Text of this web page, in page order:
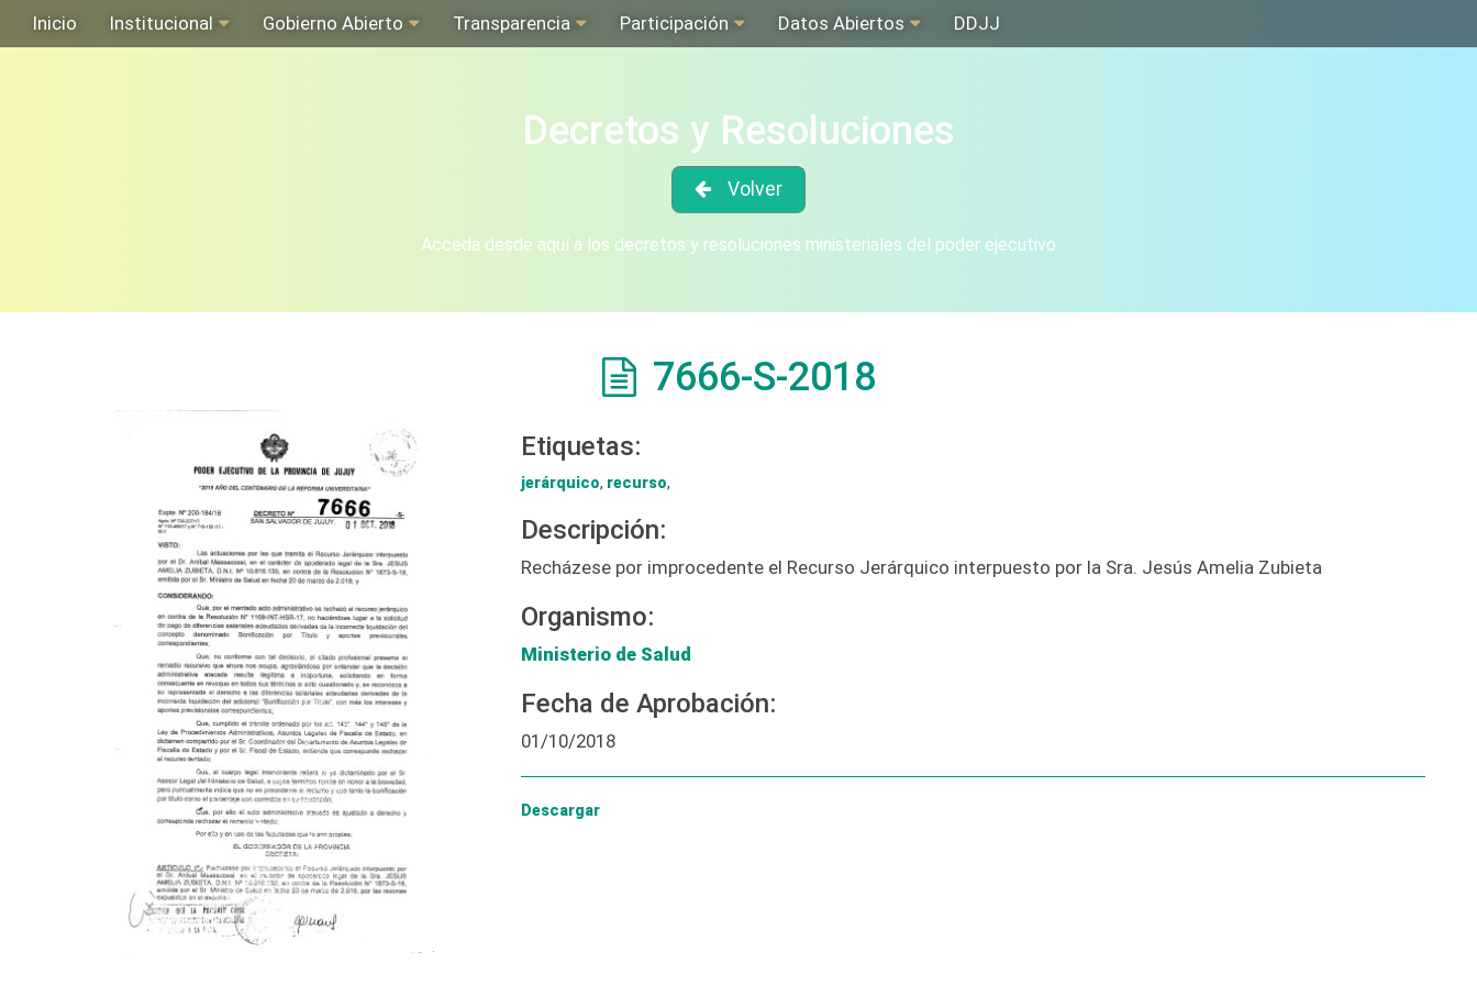
Inicio Institucional Gobierno Abierto Transparencia Participación Datos Abiertos DDJJ
Decretos y Resoluciones
Volver
Acceda desde aquí a los decretos y resoluciones ministeriales del poder ejecutivo
7666-S-2018
Etiquetas:
jerárquico, recurso,
Descripción:
Recházese por improcedente el Recurso Jerárquico interpuesto por la Sra. Jesús Amelia Zubieta
Organismo:
Ministerio de Salud
Fecha de Aprobación:
01/10/2018
Descargar